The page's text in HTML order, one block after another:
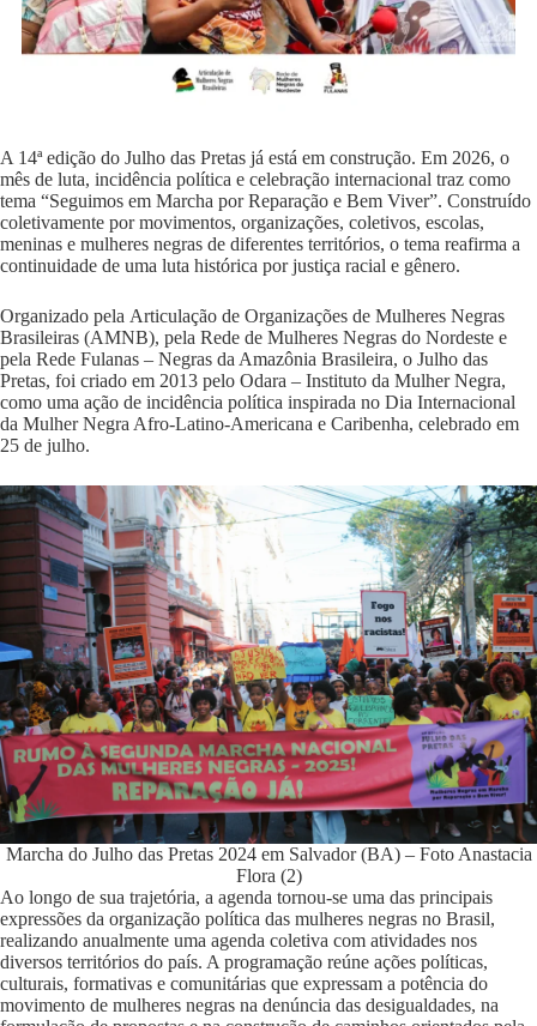
A 14ª edição do Julho das Pretas já está em construção. Em 2026, o
mês de luta, incidência política e celebração internacional traz como
tema “Seguimos em Marcha por Reparação e Bem Viver”. Construído
coletivamente por movimentos, organizações, coletivos, escolas,
meninas e mulheres negras de diferentes territórios, o tema reafirma a
continuidade de uma luta histórica por justiça racial e gênero.
Organizado pela Articulação de Organizações de Mulheres Negras
Brasileiras (AMNB), pela Rede de Mulheres Negras do Nordeste e
pela Rede Fulanas – Negras da Amazônia Brasileira, o Julho das
Pretas, foi criado em 2013 pelo Odara – Instituto da Mulher Negra,
como uma ação de incidência política inspirada no Dia Internacional
da Mulher Negra Afro-Latino-Americana e Caribenha, celebrado em
25 de julho.
Marcha do Julho das Pretas 2024 em Salvador (BA) – Foto Anastacia
Flora (2)
Ao longo de sua trajetória, a agenda tornou-se uma das principais
expressões da organização política das mulheres negras no Brasil,
realizando anualmente uma agenda coletiva com atividades nos
diversos territórios do país. A programação reúne ações políticas,
culturais, formativas e comunitárias que expressam a potência do
movimento de mulheres negras na denúncia das desigualdades, na